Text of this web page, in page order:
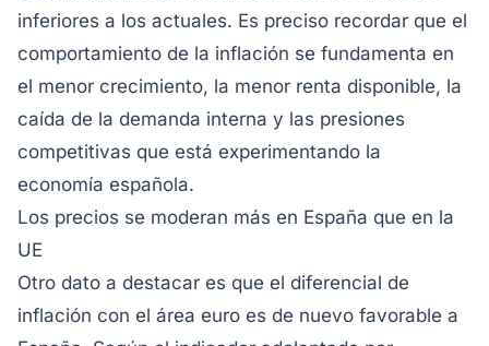
inferiores a los actuales. Es preciso recordar que el
comportamiento de la inflación se fundamenta en
el menor crecimiento, la menor renta disponible, la
caída de la demanda interna y las presiones
competitivas que está experimentando la
economía española.
Los precios se moderan más en España que en la
UE
Otro dato a destacar es que el diferencial de
inflación con el área euro es de nuevo favorable a